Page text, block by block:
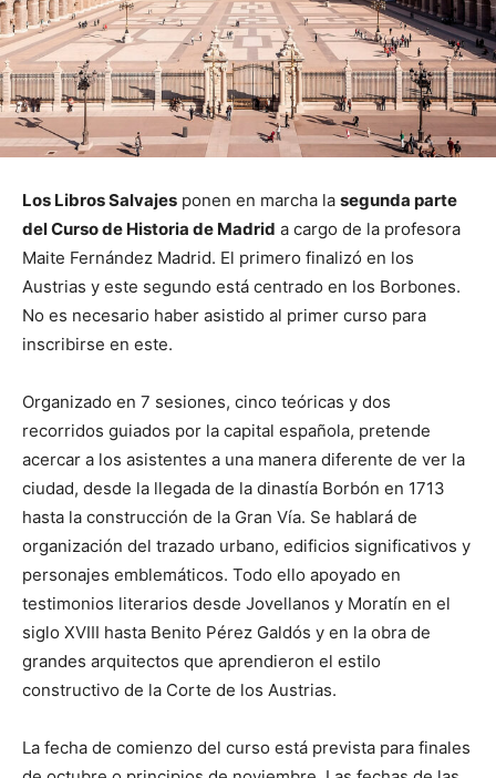
Los Libros Salvajes ponen en marcha la segunda parte
del Curso de Historia de Madrid a cargo de la profesora
Maite Fernández Madrid. El primero finalizó en los
Austrias y este segundo está centrado en los Borbones.
No es necesario haber asistido al primer curso para
inscribirse en este.
Organizado en 7 sesiones, cinco teóricas y dos
recorridos guiados por la capital española, pretende
acercar a los asistentes a una manera diferente de ver la
ciudad, desde la llegada de la dinastía Borbón en 1713
hasta la construcción de la Gran Vía. Se hablará de
organización del trazado urbano, edificios significativos y
personajes emblemáticos. Todo ello apoyado en
testimonios literarios desde Jovellanos y Moratín en el
siglo XVIII hasta Benito Pérez Galdós y en la obra de
grandes arquitectos que aprendieron el estilo
constructivo de la Corte de los Austrias.
La fecha de comienzo del curso está prevista para finales